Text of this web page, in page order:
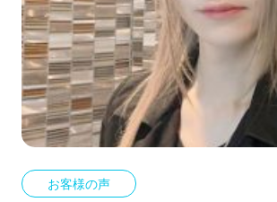
お客様の声